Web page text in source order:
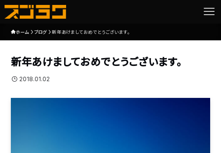
ホーム ブログ 新年あけましておめでとうございます。
新年あけましておめでとうございます。
2018.01.02